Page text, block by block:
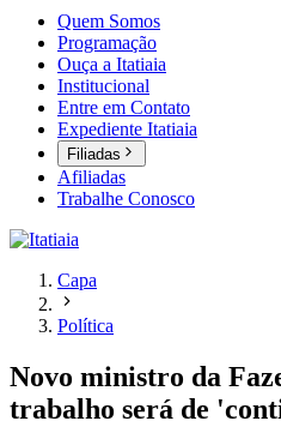
Quem Somos
Programação
Ouça a Itatiaia
Institucional
Entre em Contato
Expediente Itatiaia
Filiadas
Afiliadas
Trabalhe Conosco
Capa
Política
Novo ministro da
trabalho será de